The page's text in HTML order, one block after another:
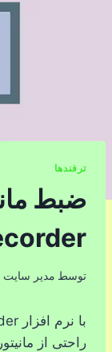
ترفندها
توسط مدیر سایت
راحتی از